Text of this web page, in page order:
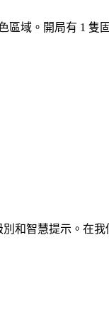
區域。開局有 1
和智慧提示。在